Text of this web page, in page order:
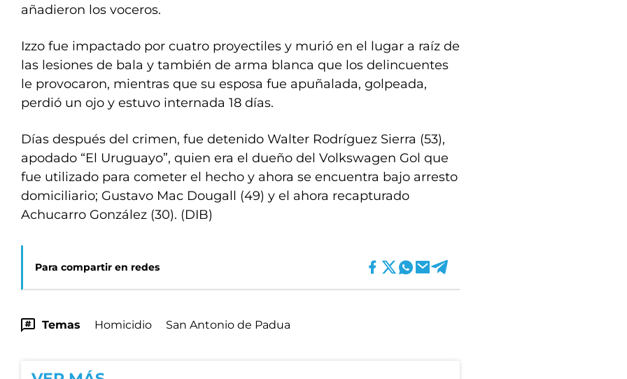
añadieron los voceros.
Izzo fue impactado por cuatro proyectiles y murió en el lugar a raíz de
las lesiones de bala y también de arma blanca que los delincuentes
le provocaron, mientras que su esposa fue apuñalada, golpeada,
perdió un ojo y estuvo internada 18 días.
Días después del crimen, fue detenido Walter Rodríguez Sierra (53),
apodado “El Uruguayo”, quien era el dueño del Volkswagen Gol que
fue utilizado para cometer el hecho y ahora se encuentra bajo arresto
domiciliario; Gustavo Mac Dougall (49) y el ahora recapturado
Achucarro González (30). (DIB)
Para compartir en redes
Temas Homicidio San Antonio de Padua